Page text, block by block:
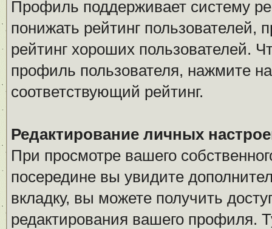
Профиль поддерживает систему
понижать рейтинг
рейтинг хороших пользователей.
профиль пользователя, нажмите
соответствующий рейтинг.
Редактирование личных
При просмотре вашего
посередине вы увидите
вкладку, вы можете получить
редактирования вашего профиля.